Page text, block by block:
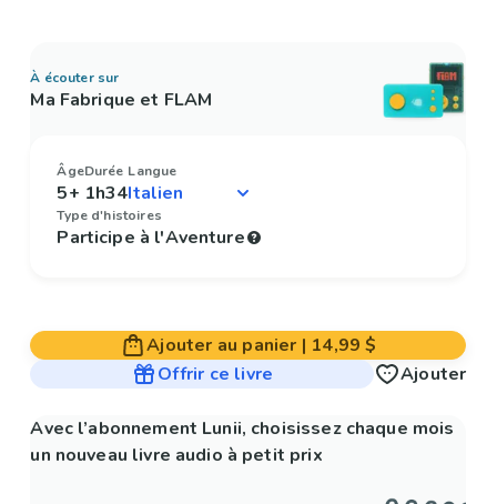
À écouter sur
Ma Fabrique et FLAM
Âge
5+
Durée
1h34
Langue
Type d'histoires
Participe à l'Aventure
Ajouter au panier | 14,99 $
Offrir ce livre
Ajouter
Avec l’abonnement Lunii, choisissez chaque mois
un nouveau livre audio à petit prix